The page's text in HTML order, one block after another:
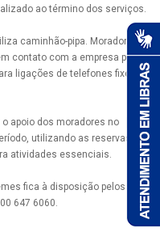
ao término dos serviços.
caminhão-pipa. Moradores
contato com a empresa para
ligações de telefones fixos e
apoio dos moradores no
utilizando as reservas
atividades essenciais.
fica à disposição pelos
647 6060.